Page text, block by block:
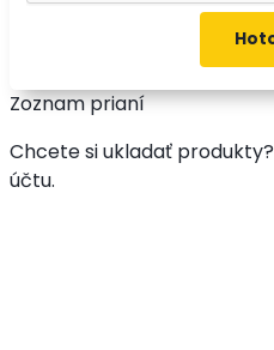
Zoznam prianí
Chcete si ukladať produkty?
účtu.